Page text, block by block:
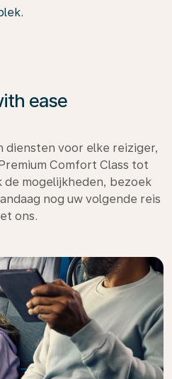
ease
diensten voor elke reiziger,
Comfort Class tot
de mogelijkheden, bezoek
nog uw volgende reis
ons.